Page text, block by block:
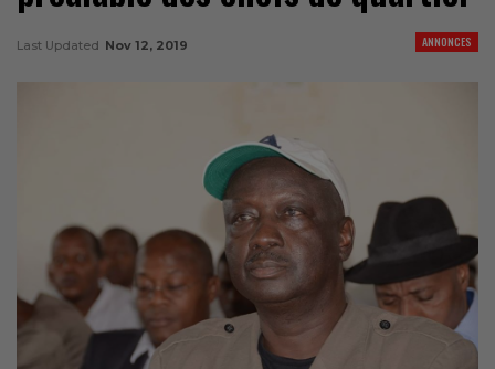
ANNONCES
Last Updated Nov 12, 2019